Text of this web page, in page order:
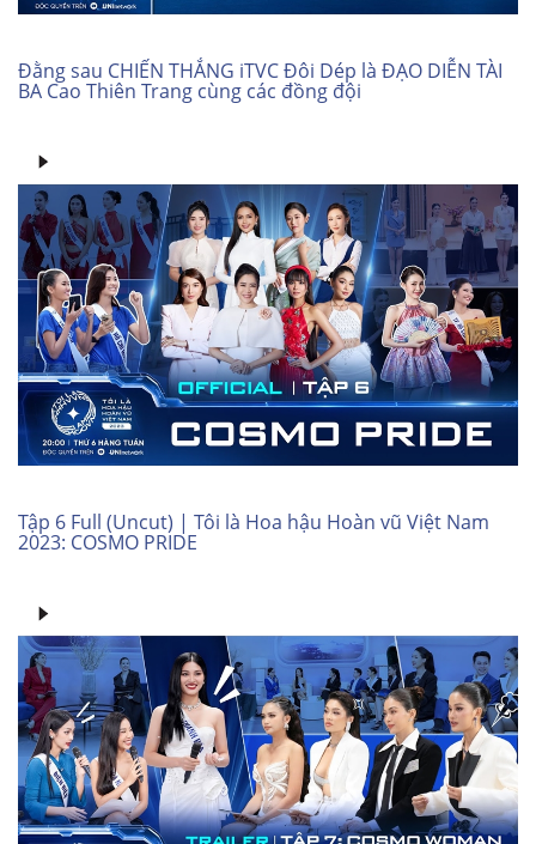
Đằng sau CHIẾN THẮNG iTVC Đôi Dép là ĐẠO DIỄN TÀI
BA Cao Thiên Trang cùng các đồng đội
Tập 6 Full (Uncut) | Tôi là Hoa hậu Hoàn vũ Việt Nam
2023: COSMO PRIDE